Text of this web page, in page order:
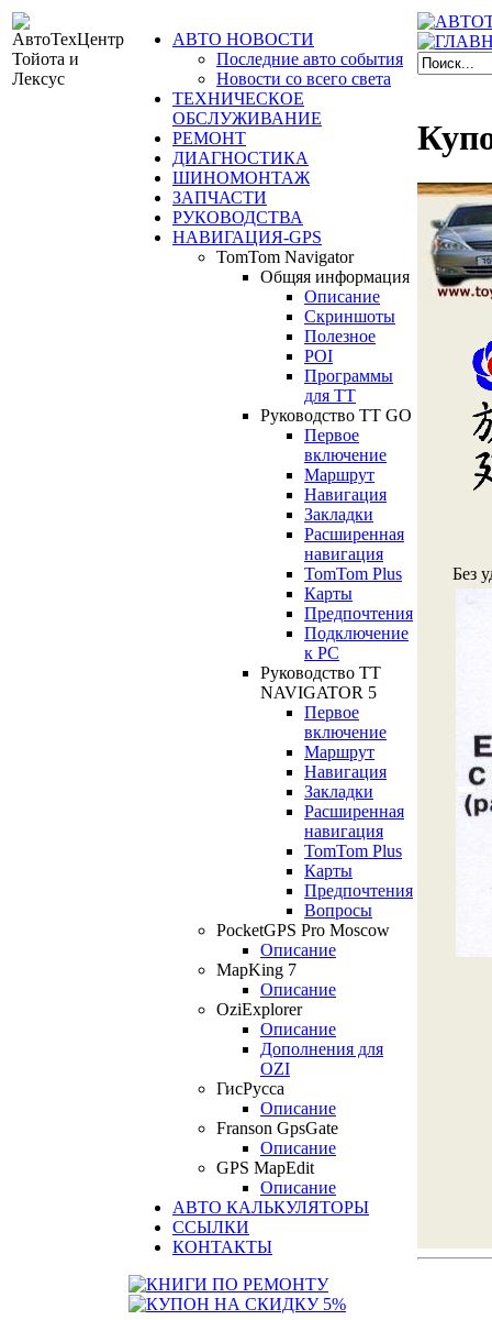
АВТО НОВОСТИ
Последние авто события
Новости со всего света
ТЕХНИЧЕСКОЕ
ОБСЛУЖИВАНИЕ
РЕМОНТ
ДИАГНОСТИКА
ШИНОМОНТАЖ
ЗАПЧАСТИ
РУКОВОДСТВА
НАВИГАЦИЯ-GPS
TomTom Navigator
Общяя информация
Описание
Скриншоты
Полезное
POI
Программы
для ТТ
Руководство TT GO
Первое
включение
Маршрут
Навигация
Закладки
Расширенная
навигация
TomTom Plus
Карты
Предпочтения
Подключение
к РС
Руководство TT
NAVIGATOR 5
Первое
включение
Маршрут
Навигация
Закладки
Расширенная
навигация
TomTom Plus
Карты
Предпочтения
Вопросы
PocketGPS Pro Moscow
Описание
MapKing 7
Описание
OziExplorer
Описание
Дополнения для
OZI
ГисРусса
Описание
Franson GpsGate
Описание
GPS MapEdit
Описание
АВТО КАЛЬКУЛЯТОРЫ
ССЫЛКИ
КОНТАКТЫ
Без